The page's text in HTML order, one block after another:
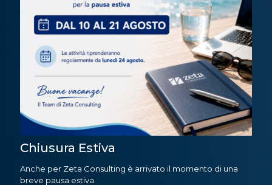
Chiusura Estiva
Anche per Zeta Consulting è arrivato il momento di una
breve pausa estiva.